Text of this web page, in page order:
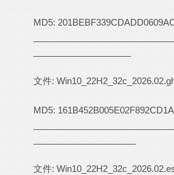
MD5:
文件:
MD5:
文件: